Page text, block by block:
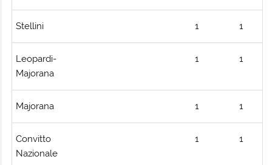
Stellini 1 1
Leopardi-
Majorana
1 1
Majorana 1 1
Convitto
Nazionale
1 1